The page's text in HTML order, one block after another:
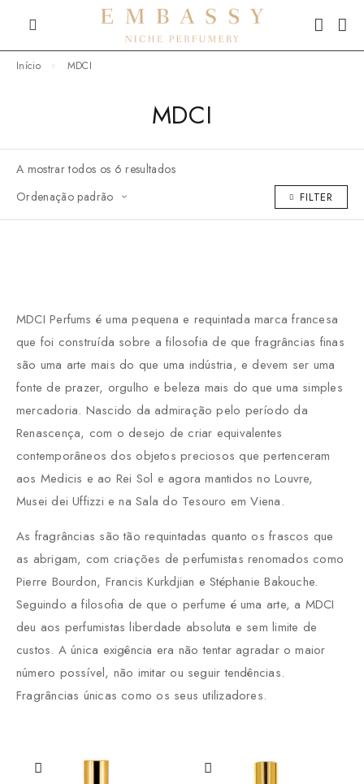
Início MDCI
MDCI
A mostrar todos os 6 resultados
Ordenação padrão
FILTER
MDCI Perfums é uma pequena e requintada marca francesa
que foi construída sobre a filosofia de que fragrâncias finas
são uma arte mais do que uma indústria, e devem ser uma
fonte de prazer, orgulho e beleza mais do que uma simples
mercadoria. Nascido da admiração pelo período da
Renascença, com o desejo de criar equivalentes
contemporâneos dos objetos preciosos que pertenceram
aos Medicis e ao Rei Sol e agora mantidos no Louvre,
Musei dei Uffizzi e na Sala do Tesouro em Viena.
As fragrâncias são tão requintadas quanto os frascos que
as abrigam, com criações de perfumistas renomados como
Pierre Bourdon, Francis Kurkdjian e Stéphanie Bakouche.
Seguindo a filosofia de que o perfume é uma arte, a MDCI
deu aos perfumistas liberdade absoluta e sem limite de
custos. A única exigência era não tentar agradar o maior
número possível, não imitar ou seguir tendências.
Fragrâncias únicas como os seus utilizadores.